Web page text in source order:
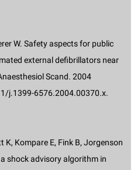
W. Safety aspects for public
external defibrillators near
Scand. 2004
j.1399-6576.2004.00370.x.
K, Kompare E, Fink B, Jorgenson
shock advisory algorithm in